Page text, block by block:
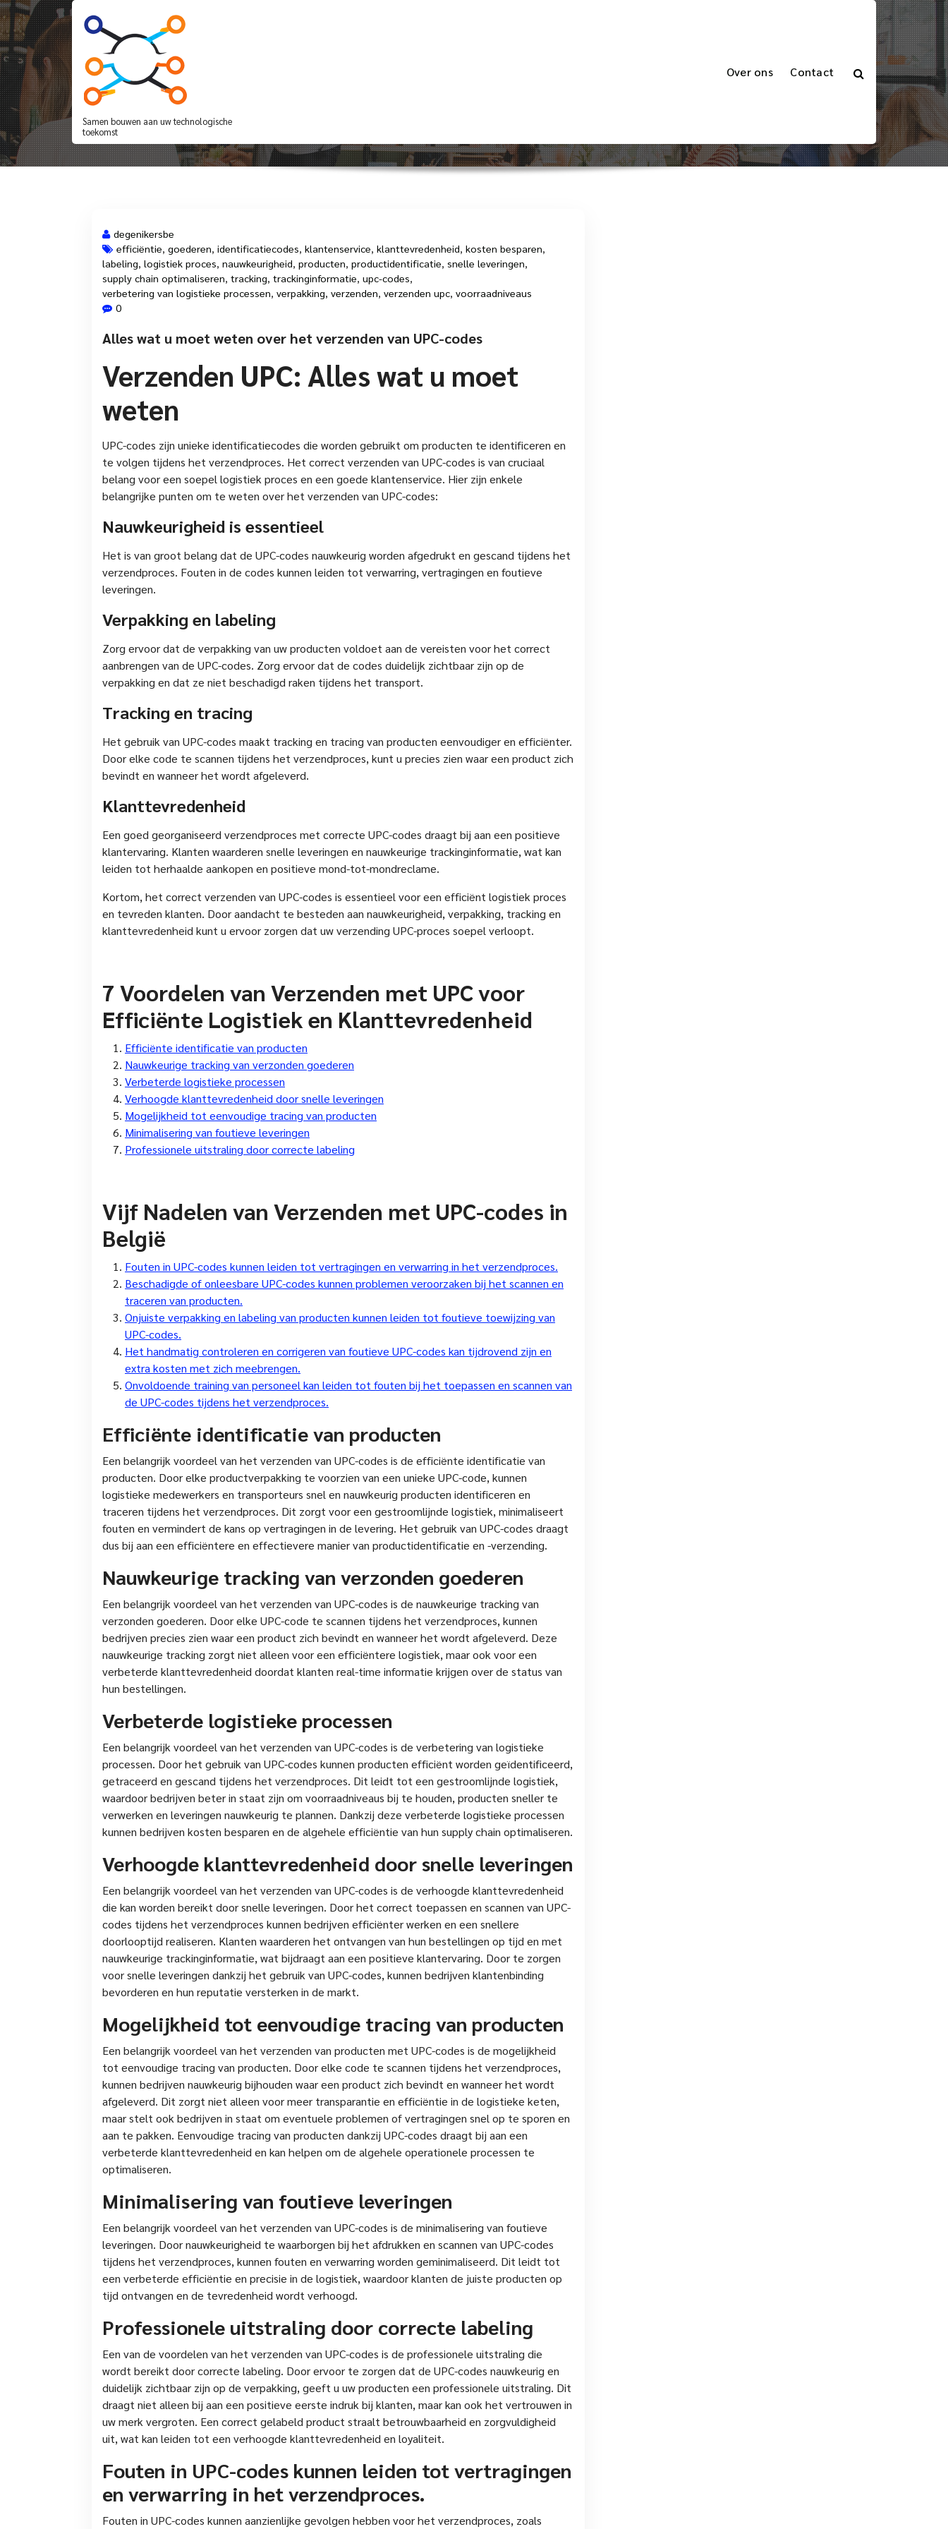
Spring
naar
de
inhoud
Samen bouwen aan uw technologische
toekomst
Over ons Contact
Alles wat u moet weten over het verzenden van UPC-codes
26 mrt, 2025
degenikersbe
efficiëntie, goederen, identificatiecodes, klantenservice, klanttevredenheid, kosten besparen,
labeling, logistiek proces, nauwkeurigheid, producten, productidentificatie, snelle leveringen,
supply chain optimaliseren, tracking, trackinginformatie, upc-codes,
verbetering van logistieke processen, verpakking, verzenden, verzenden upc, voorraadniveaus
0
Alles wat u moet weten over het verzenden van UPC-codes
Verzenden UPC: Alles wat u moet
weten
UPC-codes zijn unieke identificatiecodes die worden gebruikt om producten te identificeren en
te volgen tijdens het verzendproces. Het correct verzenden van UPC-codes is van cruciaal
belang voor een soepel logistiek proces en een goede klantenservice. Hier zijn enkele
belangrijke punten om te weten over het verzenden van UPC-codes:
Nauwkeurigheid is essentieel
Het is van groot belang dat de UPC-codes nauwkeurig worden afgedrukt en gescand tijdens het
verzendproces. Fouten in de codes kunnen leiden tot verwarring, vertragingen en foutieve
leveringen.
Verpakking en labeling
Zorg ervoor dat de verpakking van uw producten voldoet aan de vereisten voor het correct
aanbrengen van de UPC-codes. Zorg ervoor dat de codes duidelijk zichtbaar zijn op de
verpakking en dat ze niet beschadigd raken tijdens het transport.
Tracking en tracing
Het gebruik van UPC-codes maakt tracking en tracing van producten eenvoudiger en efficiënter.
Door elke code te scannen tijdens het verzendproces, kunt u precies zien waar een product zich
bevindt en wanneer het wordt afgeleverd.
Klanttevredenheid
Een goed georganiseerd verzendproces met correcte UPC-codes draagt bij aan een positieve
klantervaring. Klanten waarderen snelle leveringen en nauwkeurige trackinginformatie, wat kan
leiden tot herhaalde aankopen en positieve mond-tot-mondreclame.
Kortom, het correct verzenden van UPC-codes is essentieel voor een efficiënt logistiek proces
en tevreden klanten. Door aandacht te besteden aan nauwkeurigheid, verpakking, tracking en
klanttevredenheid kunt u ervoor zorgen dat uw verzending UPC-proces soepel verloopt.
7 Voordelen van Verzenden met UPC voor
Efficiënte Logistiek en Klanttevredenheid
Efficiënte identificatie van producten
Nauwkeurige tracking van verzonden goederen
Verbeterde logistieke processen
Verhoogde klanttevredenheid door snelle leveringen
Mogelijkheid tot eenvoudige tracing van producten
Minimalisering van foutieve leveringen
Professionele uitstraling door correcte labeling
Vijf Nadelen van Verzenden met UPC-codes in
België
Fouten in UPC-codes kunnen leiden tot vertragingen en verwarring in het verzendproces.
Beschadigde of onleesbare UPC-codes kunnen problemen veroorzaken bij het scannen en
traceren van producten.
Onjuiste verpakking en labeling van producten kunnen leiden tot foutieve toewijzing van
UPC-codes.
Het handmatig controleren en corrigeren van foutieve UPC-codes kan tijdrovend zijn en
extra kosten met zich meebrengen.
Onvoldoende training van personeel kan leiden tot fouten bij het toepassen en scannen van
de UPC-codes tijdens het verzendproces.
Efficiënte identificatie van producten
Een belangrijk voordeel van het verzenden van UPC-codes is de efficiënte identificatie van
producten. Door elke productverpakking te voorzien van een unieke UPC-code, kunnen
logistieke medewerkers en transporteurs snel en nauwkeurig producten identificeren en
traceren tijdens het verzendproces. Dit zorgt voor een gestroomlijnde logistiek, minimaliseert
fouten en vermindert de kans op vertragingen in de levering. Het gebruik van UPC-codes draagt
dus bij aan een efficiëntere en effectievere manier van productidentificatie en -verzending.
Nauwkeurige tracking van verzonden goederen
Een belangrijk voordeel van het verzenden van UPC-codes is de nauwkeurige tracking van
verzonden goederen. Door elke UPC-code te scannen tijdens het verzendproces, kunnen
bedrijven precies zien waar een product zich bevindt en wanneer het wordt afgeleverd. Deze
nauwkeurige tracking zorgt niet alleen voor een efficiëntere logistiek, maar ook voor een
verbeterde klanttevredenheid doordat klanten real-time informatie krijgen over de status van
hun bestellingen.
Verbeterde logistieke processen
Een belangrijk voordeel van het verzenden van UPC-codes is de verbetering van logistieke
processen. Door het gebruik van UPC-codes kunnen producten efficiënt worden geïdentificeerd,
getraceerd en gescand tijdens het verzendproces. Dit leidt tot een gestroomlijnde logistiek,
waardoor bedrijven beter in staat zijn om voorraadniveaus bij te houden, producten sneller te
verwerken en leveringen nauwkeurig te plannen. Dankzij deze verbeterde logistieke processen
kunnen bedrijven kosten besparen en de algehele efficiëntie van hun supply chain optimaliseren.
Verhoogde klanttevredenheid door snelle leveringen
Een belangrijk voordeel van het verzenden van UPC-codes is de verhoogde klanttevredenheid
die kan worden bereikt door snelle leveringen. Door het correct toepassen en scannen van UPC-
codes tijdens het verzendproces kunnen bedrijven efficiënter werken en een snellere
doorlooptijd realiseren. Klanten waarderen het ontvangen van hun bestellingen op tijd en met
nauwkeurige trackinginformatie, wat bijdraagt aan een positieve klantervaring. Door te zorgen
voor snelle leveringen dankzij het gebruik van UPC-codes, kunnen bedrijven klantenbinding
bevorderen en hun reputatie versterken in de markt.
Mogelijkheid tot eenvoudige tracing van producten
Een belangrijk voordeel van het verzenden van producten met UPC-codes is de mogelijkheid
tot eenvoudige tracing van producten. Door elke code te scannen tijdens het verzendproces,
kunnen bedrijven nauwkeurig bijhouden waar een product zich bevindt en wanneer het wordt
afgeleverd. Dit zorgt niet alleen voor meer transparantie en efficiëntie in de logistieke keten,
maar stelt ook bedrijven in staat om eventuele problemen of vertragingen snel op te sporen en
aan te pakken. Eenvoudige tracing van producten dankzij UPC-codes draagt bij aan een
verbeterde klanttevredenheid en kan helpen om de algehele operationele processen te
optimaliseren.
Minimalisering van foutieve leveringen
Een belangrijk voordeel van het verzenden van UPC-codes is de minimalisering van foutieve
leveringen. Door nauwkeurigheid te waarborgen bij het afdrukken en scannen van UPC-codes
tijdens het verzendproces, kunnen fouten en verwarring worden geminimaliseerd. Dit leidt tot
een verbeterde efficiëntie en precisie in de logistiek, waardoor klanten de juiste producten op
tijd ontvangen en de tevredenheid wordt verhoogd.
Professionele uitstraling door correcte labeling
Een van de voordelen van het verzenden van UPC-codes is de professionele uitstraling die
wordt bereikt door correcte labeling. Door ervoor te zorgen dat de UPC-codes nauwkeurig en
duidelijk zichtbaar zijn op de verpakking, geeft u uw producten een professionele uitstraling. Dit
draagt niet alleen bij aan een positieve eerste indruk bij klanten, maar kan ook het vertrouwen in
uw merk vergroten. Een correct gelabeld product straalt betrouwbaarheid en zorgvuldigheid
uit, wat kan leiden tot een verhoogde klanttevredenheid en loyaliteit.
Fouten in UPC-codes kunnen leiden tot vertragingen
en verwarring in het verzendproces.
Fouten in UPC-codes kunnen aanzienlijke gevolgen hebben voor het verzendproces, zoals